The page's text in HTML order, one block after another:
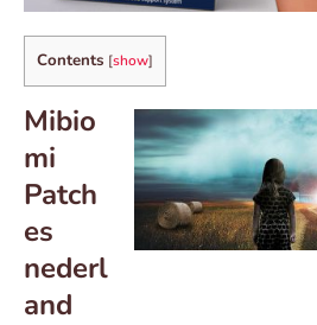
Contents [show]
Mibio
mi
Patch
es
nederl
and